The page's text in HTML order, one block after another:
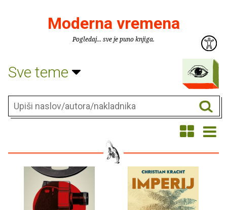
Moderna vremena
Pogledaj... sve je puno knjiga.
Sve teme